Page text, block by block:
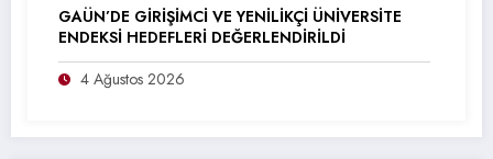
GAÜN’DE GİRİŞİMCİ VE YENİLİKÇİ ÜNİVERSİTE
ENDEKSİ HEDEFLERİ DEĞERLENDİRİLDİ
4 Ağustos 2026